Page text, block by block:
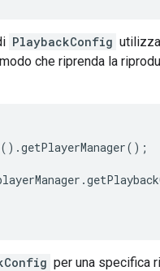
PlaybackConfig
che riprenda la
().getPlayerManager();
.
per una specifica